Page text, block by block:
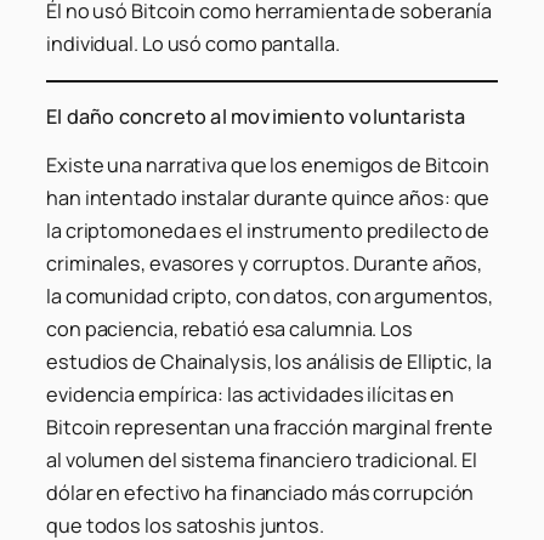
Él no usó Bitcoin como herramienta de soberanía
individual. Lo usó como pantalla.
El daño concreto al movimiento voluntarista
Existe una narrativa que los enemigos de Bitcoin
han intentado instalar durante quince años: que
la criptomoneda es el instrumento predilecto de
criminales, evasores y corruptos. Durante años,
la comunidad cripto, con datos, con argumentos,
con paciencia, rebatió esa calumnia. Los
estudios de Chainalysis, los análisis de Elliptic, la
evidencia empírica: las actividades ilícitas en
Bitcoin representan una fracción marginal frente
al volumen del sistema financiero tradicional. El
dólar en efectivo ha financiado más corrupción
que todos los satoshis juntos.